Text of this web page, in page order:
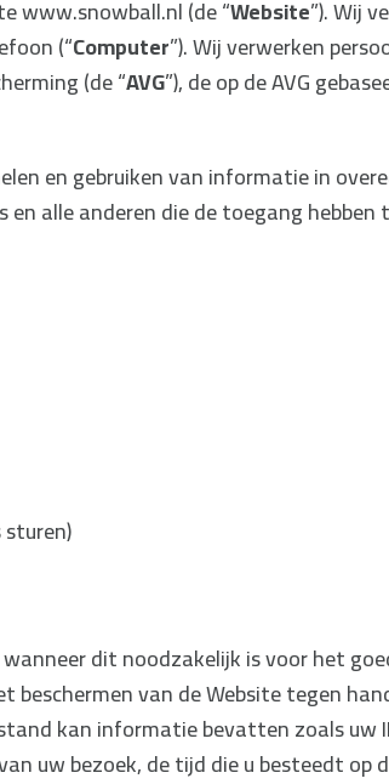
www.snowball.nl (de “Website”). Wij
(“Computer”). Wij verwerken
(de “AVG”), de op de AVG
en gebruiken van informatie in
en alle anderen die de toegang
dit noodzakelijk is voor het
van de Website tegen
kan informatie bevatten zoals uw
uw bezoek, de tijd die u besteedt op